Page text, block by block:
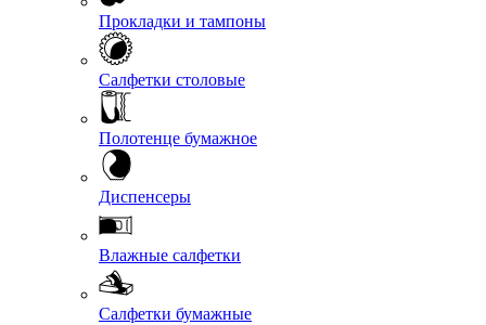
Прокладки и тампоны
Салфетки столовые
Полотенце бумажное
Диспенсеры
Влажные салфетки
Салфетки бумажные